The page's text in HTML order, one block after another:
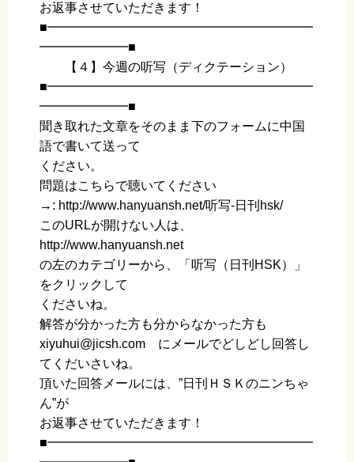
お返事させていただきます！
■━━━━━━━━━━━━━━━━━━━━━
━━━━━━━■
【４】今週の听写（ディクテーション）
■━━━━━━━━━━━━━━━━━━━━━
━━━━━━━■
聞き取れた文章をそのまま下のフォームに中国
語で書いて送って
ください。
問題はこちらで聴いてください
→: http://www.hanyuansh.net/听写-日刊hsk/
このURLが開けない人は、
http://www.hanyuansh.net
の左のカテゴリーから、「听写（日刊HSK）」
をクリックして
くださいね。
解答が分かった方も分からなかった方も
xiyuhui@jicsh.com にメールでどしどし回答し
てくだいさいね。
頂いた回答メールには、”日刊ＨＳＫのニンちゃ
ん”が
お返事させていただきます！
■━━━━━━━━━━━━━━━━━━━━━